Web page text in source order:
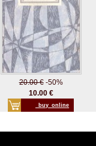
20.00 €-50%
10.00 €
_buy_online